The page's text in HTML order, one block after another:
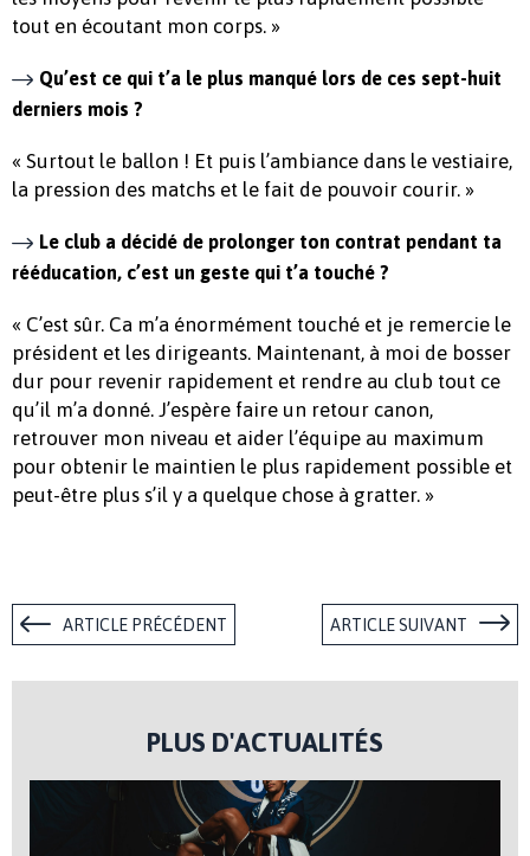
tout en écoutant mon corps. »
Qu’est ce qui t’a le plus manqué lors de ces sept-huit
derniers mois ?
« Surtout le ballon ! Et puis l’ambiance dans le vestiaire,
la pression des matchs et le fait de pouvoir courir. »
Le club a décidé de prolonger ton contrat pendant ta
rééducation, c’est un geste qui t’a touché ?
« C’est sûr. Ca m’a énormément touché et je remercie le
président et les dirigeants. Maintenant, à moi de bosser
dur pour revenir rapidement et rendre au club tout ce
qu’il m’a donné. J’espère faire un retour canon,
retrouver mon niveau et aider l’équipe au maximum
pour obtenir le maintien le plus rapidement possible et
peut-être plus s’il y a quelque chose à gratter. »
ARTICLE PRÉCÉDENT ARTICLE SUIVANT
PLUS D'ACTUALITÉS